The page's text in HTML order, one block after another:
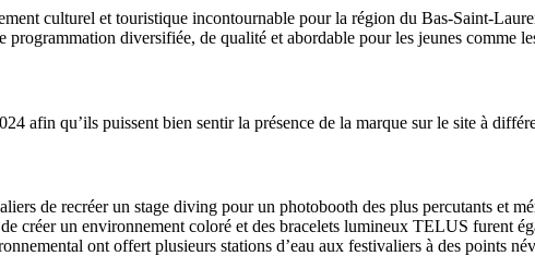
culturel et touristique incontournable pour la région du Bas-Saint-
programmation diversifiée, de qualité et abordable pour les jeunes comme
afin qu’ils puissent bien sentir la présence de la marque sur le site à
de recréer un stage diving pour un photobooth des plus percutants et
créer un environnement coloré et des bracelets lumineux TELUS furent
ont offert plusieurs stations d’eau aux festivaliers à des points